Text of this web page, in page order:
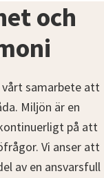
och
vårt samarbete att
Miljön är en
på att
Vi anser att
av en ansvarsfull